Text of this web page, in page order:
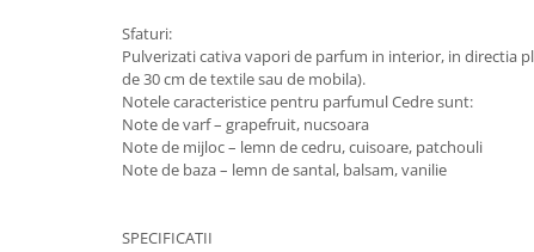
Sfaturi:
Pulverizati cativa vapori de parfum in interior, in directia
de 30 cm de textile sau de mobila).
Notele caracteristice pentru parfumul Cedre sunt:
Note de varf – grapefruit, nucsoara
Note de mijloc – lemn de cedru, cuisoare, patchouli
Note de baza – lemn de santal, balsam, vanilie
SPECIFICATII